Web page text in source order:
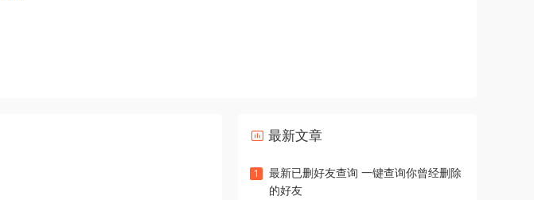
最新文章
1
最新已删好友查询 一键查询你曾经删除
的好友